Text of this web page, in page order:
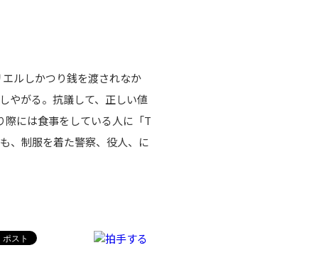
ルしかつり銭を渡されなか
やがる。抗議して、正しい値
には食事をしている人に「T
、制服を着た警察、役人、に